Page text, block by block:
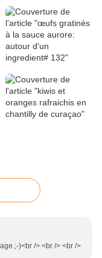
)<br /> <br /> <br />